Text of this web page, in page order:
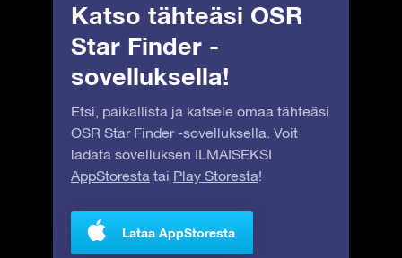
Katso tähteäsi OSR
Star Finder -
sovelluksella!
Etsi, paikallista ja katsele omaa tähteäsi
OSR Star Finder -sovelluksella. Voit
ladata sovelluksen ILMAISEKSI
AppStoresta tai Play Storesta!
Lataa AppStoresta